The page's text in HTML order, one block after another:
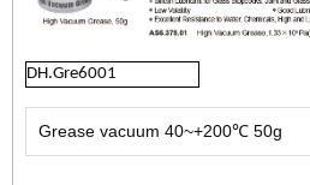
DH.Gre6001
Grease vacuum 40~+200℃ 50g